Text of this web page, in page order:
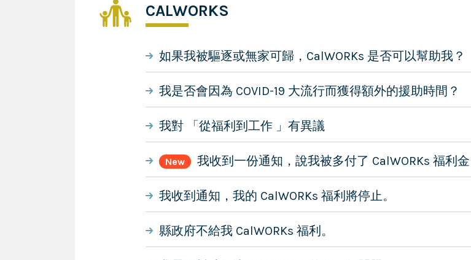
CALWORKS
如果我被驅逐或無家可歸，CalWORKs 是否可以幫助我？
我是否會因為 COVID-19 大流行而獲得額外的援助時間？
我對 「從福利到工作 」有異議
New 我收到一份通知，說我被多付了 CalWORKs 福利金
我收到通知，我的 CalWORKs 福利將停止。
縣政府不給我 CalWORKs 福利。